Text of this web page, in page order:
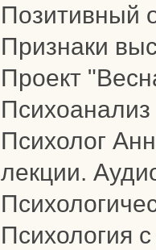
Позитивный
Признаки
Проект
Психоанализ
Психолог
лекции.
Психология